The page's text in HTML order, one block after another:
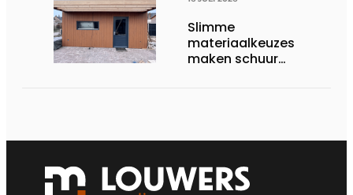
Slimme
materiaalkeuzes
maken schuur